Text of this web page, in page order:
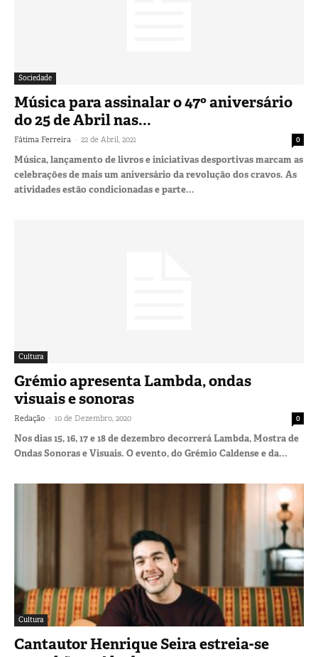
Sociedade
Música para assinalar o 47º aniversário
do 25 de Abril nas...
Fátima Ferreira - 22 de Abril, 2021 0
Música, lançamento de livros e iniciativas desportivas marcam as
celebrações de mais um aniversário da revolução dos cravos. As
atividades estão condicionadas e parte...
Cultura
Grémio apresenta Lambda, ondas
visuais e sonoras
Redação - 10 de Dezembro, 2020 0
Nos dias 15, 16, 17 e 18 de dezembro decorrerá Lambda, Mostra de
Ondas Sonoras e Visuais. O evento, do Grémio Caldense e da...
Cultura
Cantautor Henrique Seira estreia-se